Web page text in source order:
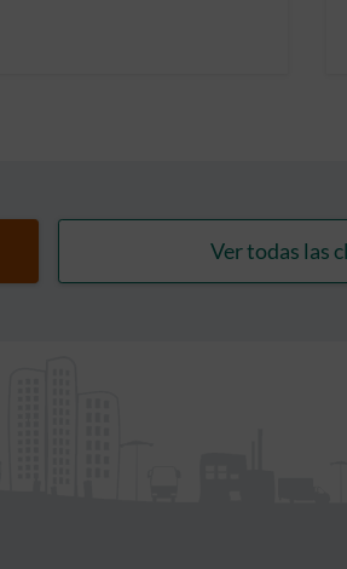
Ver todas las